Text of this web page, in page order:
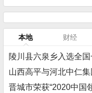
本地 财经
陵川县六泉乡入选全
山西高平与河北中仁
晋城市荣获“2020中国